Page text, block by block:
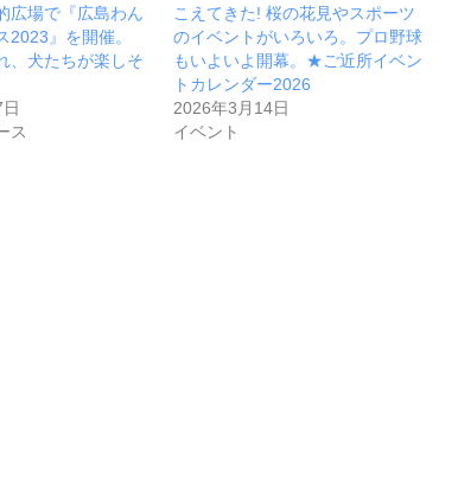
広場で『広島わん
2023』を開催。
、犬たちが楽しそ
ス
こえてきた! 桜の花見やスポーツ
のイベントがいろいろ。プロ野球
もいよいよ開幕。★ご近所イベン
トカレンダー2026
2026年3月14日
イベント